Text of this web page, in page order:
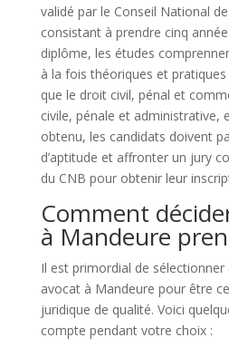
validé par le Conseil National
consistant à prendre cinq
diplôme, les études
à la fois théoriques et
que le droit civil, pénal et
civile, pénale et administrative,
obtenu, les candidats doivent
d’aptitude et affronter un jury
du CNB pour obtenir leur
Comment
à Mandeure
Il est primordial de
avocat à Mandeure pour être
juridique de qualité. Voici
compte pendant votre choix :